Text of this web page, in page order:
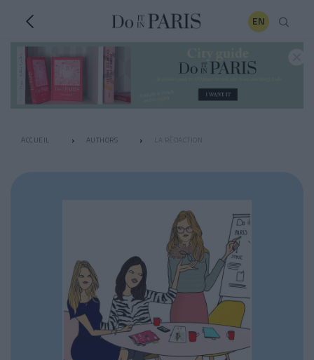
EN
ACCUEIL AUTHORS LA RÉDACTION